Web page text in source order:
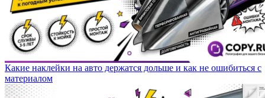
Какие наклейки на авто держатся дольше и как не ошибиться с
материалом